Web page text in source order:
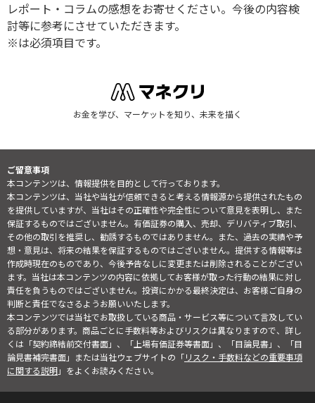
レポート・コラムの感想をお寄せください。今後の内容検
討等に参考にさせていただきます。
※は必須項目です。
お金を学び、マーケットを知り、未来を描く
ご留意事項
本コンテンツは、情報提供を目的として行っております。
本コンテンツは、当社や当社が信頼できると考える情報源から提供されたもの
を提供していますが、当社はその正確性や完全性について意見を表明し、また
保証するものではございません。有価証券の購入、売却、デリバティブ取引、
その他の取引を推奨し、勧誘するものではありません。また、過去の実績や予
想・意見は、将来の結果を保証するものではございません。提供する情報等は
作成時現在のものであり、今後予告なしに変更または削除されることがござい
ます。当社は本コンテンツの内容に依拠してお客様が取った行動の結果に対し
責任を負うものではございません。投資にかかる最終決定は、お客様ご自身の
判断と責任でなさるようお願いいたします。
本コンテンツでは当社でお取扱している商品・サービス等について言及してい
る部分があります。商品ごとに手数料等およびリスクは異なりますので、詳し
くは「契約締結前交付書面」、「上場有価証券等書面」、「目論見書」、「目
論見書補完書面」または当社ウェブサイトの「リスク・手数料などの重要事項
に関する説明」をよくお読みください。